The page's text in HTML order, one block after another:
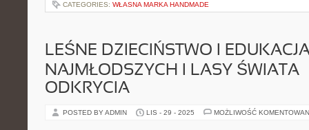
CATEGORIES: WŁASNA MARKA HANDMADE
LEŚNE DZIECIŃSTWO I
NAJMŁODSZYCH I LASY ŚWIATA
ODKRYCIA
POSTED BY ADMIN LIS - 29 - 2025 MOŻLIWOŚĆ